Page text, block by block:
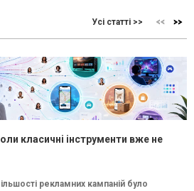
Усі статті >>
класичні інструменти вже не
рекламних кампаній було